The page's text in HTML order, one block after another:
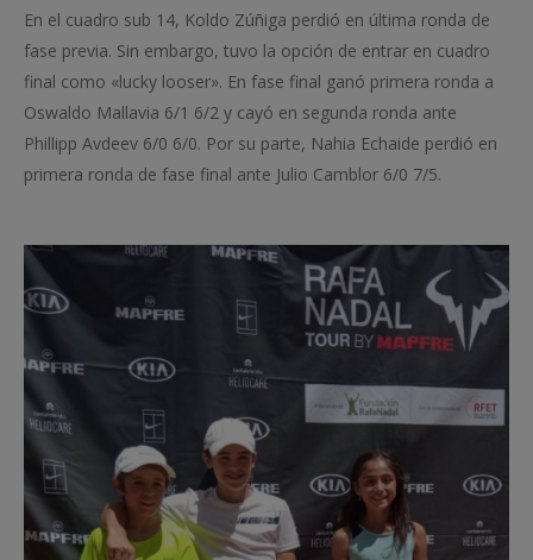
En el cuadro sub 14, Koldo Zúñiga perdió en última ronda de
fase previa. Sin embargo, tuvo la opción de entrar en cuadro
final como «lucky looser». En fase final ganó primera ronda a
Oswaldo Mallavia 6/1 6/2 y cayó en segunda ronda ante
Phillipp Avdeev 6/0 6/0. Por su parte, Nahia Echaide perdió en
primera ronda de fase final ante Julio Camblor 6/0 7/5.